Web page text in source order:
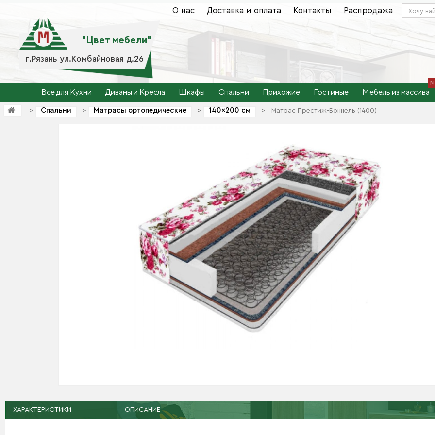
г.Рязань ул.Комбайновая д.26
"Цвет мебели"
О нас Доставка и оплата Контакты Распродажа
Все для Кухни Диваны и Кресла Шкафы Спальни Прихожие Гостиные Мебель из массива
> Спальни > Матрасы ортопедические >
> 140×200 см > Матрас Престиж-Боннель (1400)
ХАРАКТЕРИСТИКИ ОПИСАНИЕ